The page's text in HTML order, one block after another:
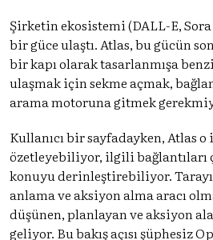
Şirketin ekosistemi (DALL-E,
bir güce ulaştı. Atlas, bu gücün
bir kapı olarak tasarlanmışa
ulaşmak için sekme açmak,
arama motoruna gitmek
Kullanıcı bir sayfadayken, Atlas
özetleyebiliyor, ilgili bağlantıları
konuyu derinleştirebiliyor.
anlama ve aksiyon alma aracı
düşünen, planlayan ve aksiyon
geliyor. Bu bakış açısı şüphesiz